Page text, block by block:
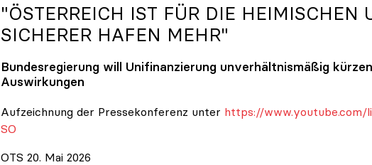
"ÖSTERREICH IST FÜR DIE HEIMISCHEN
SICHERER HAFEN MEHR"
Bundesregierung will Unifinanzierung unverhältnismäßig
Auswirkungen
Aufzeichnung der Pressekonferenz unter https://www.youtube.com/
SO
OTS 20. Mai 2026